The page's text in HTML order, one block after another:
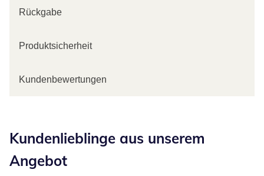
Rückgabe
Produktsicherheit
Kundenbewertungen
Kundenlieblinge aus unserem
Angebot